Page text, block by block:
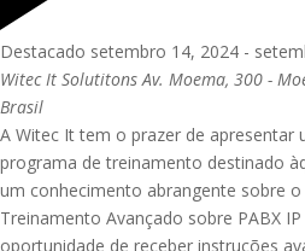
Destacado setembro 14, 2024 -
Witec It SolutitonsAv. Moema, 300 -
Brasil
A Witec It tem o prazer de apresentar
programa de treinamento destinado
um conhecimento abrangente sobre o
Treinamento Avançado sobre PABX
oportunidade de receber instruções